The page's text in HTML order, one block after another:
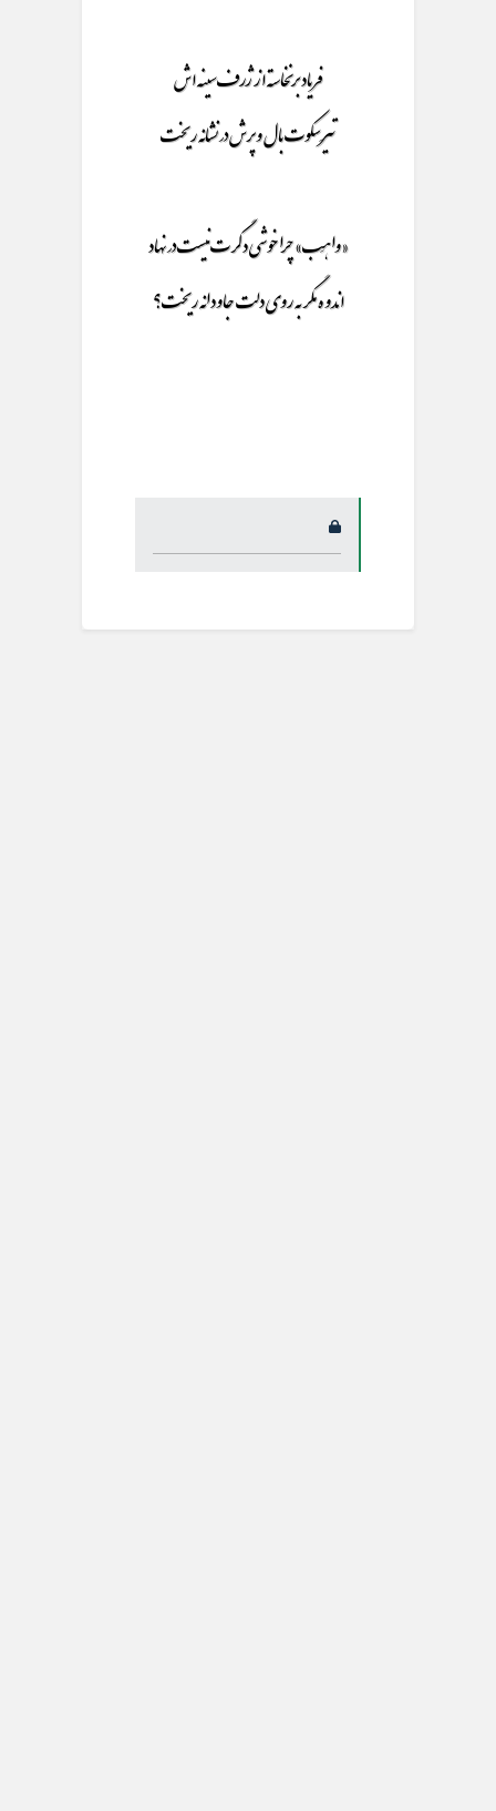
فریاد برنخاسته از ژرف سینه اش
تیرِ سکوت بال و پرش در نشانه ریخت
«واهِب» چرا خوشی دگرت نیست در نهاد
اندوه مگر به روی دلت جاودانه ریخت؟